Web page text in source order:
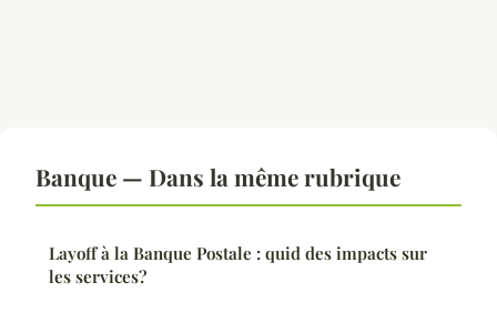
Banque — Dans la même rubrique
Layoff à la Banque Postale : quid des impacts sur
les services?